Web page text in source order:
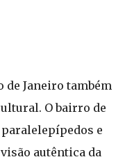
de Janeiro também
O bairro de
paralelepípedos e
autêntica da